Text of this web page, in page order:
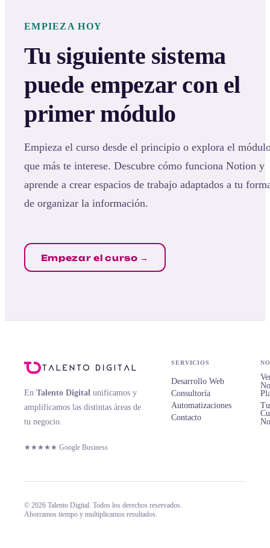
EMPIEZA HOY
Tu siguiente sistema
puede empezar con el
primer módulo
Empieza el curso desde el principio o explora el
que más te interese. Descubre cómo funciona Notion y
aprende a crear espacios de trabajo adaptados a tu
de organizar la información.
Empezar el curso →
En Talento Digital unificamos y
amplificamos las distintas áreas de
tu negocio.
★★★★★ Google Business
SERVICIOS
Desarrollo Web
Consultoría
Automatizaciones
Contacto
© 2026 Talento Digital. Todos los derechos reservados.
Ahorramos tiempo y multiplicamos resultados.